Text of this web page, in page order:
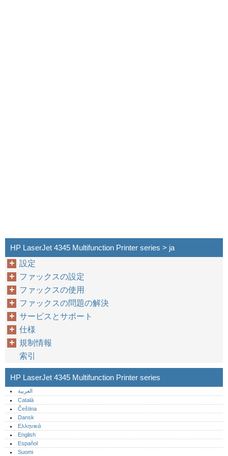
HP LaserJet 4345 Multifunction Printer series > ja
設定
ファックスの設定
ファックスの使用
ファックスの問題の解決
サービスとサポート
仕様
規制情報
索引
HP LaserJet 4345 Multifunction Printer series
العربية
Català
Čeština
Dansk
Ελληνικά
English
Español
Suomi